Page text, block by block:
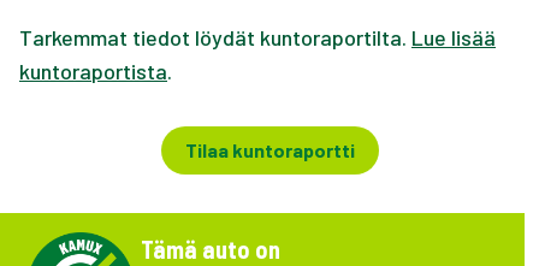
Tarkemmat tiedot löydät kuntoraportilta. Lue lisää
kuntoraportista.
Tilaa kuntoraportti
Tämä auto on